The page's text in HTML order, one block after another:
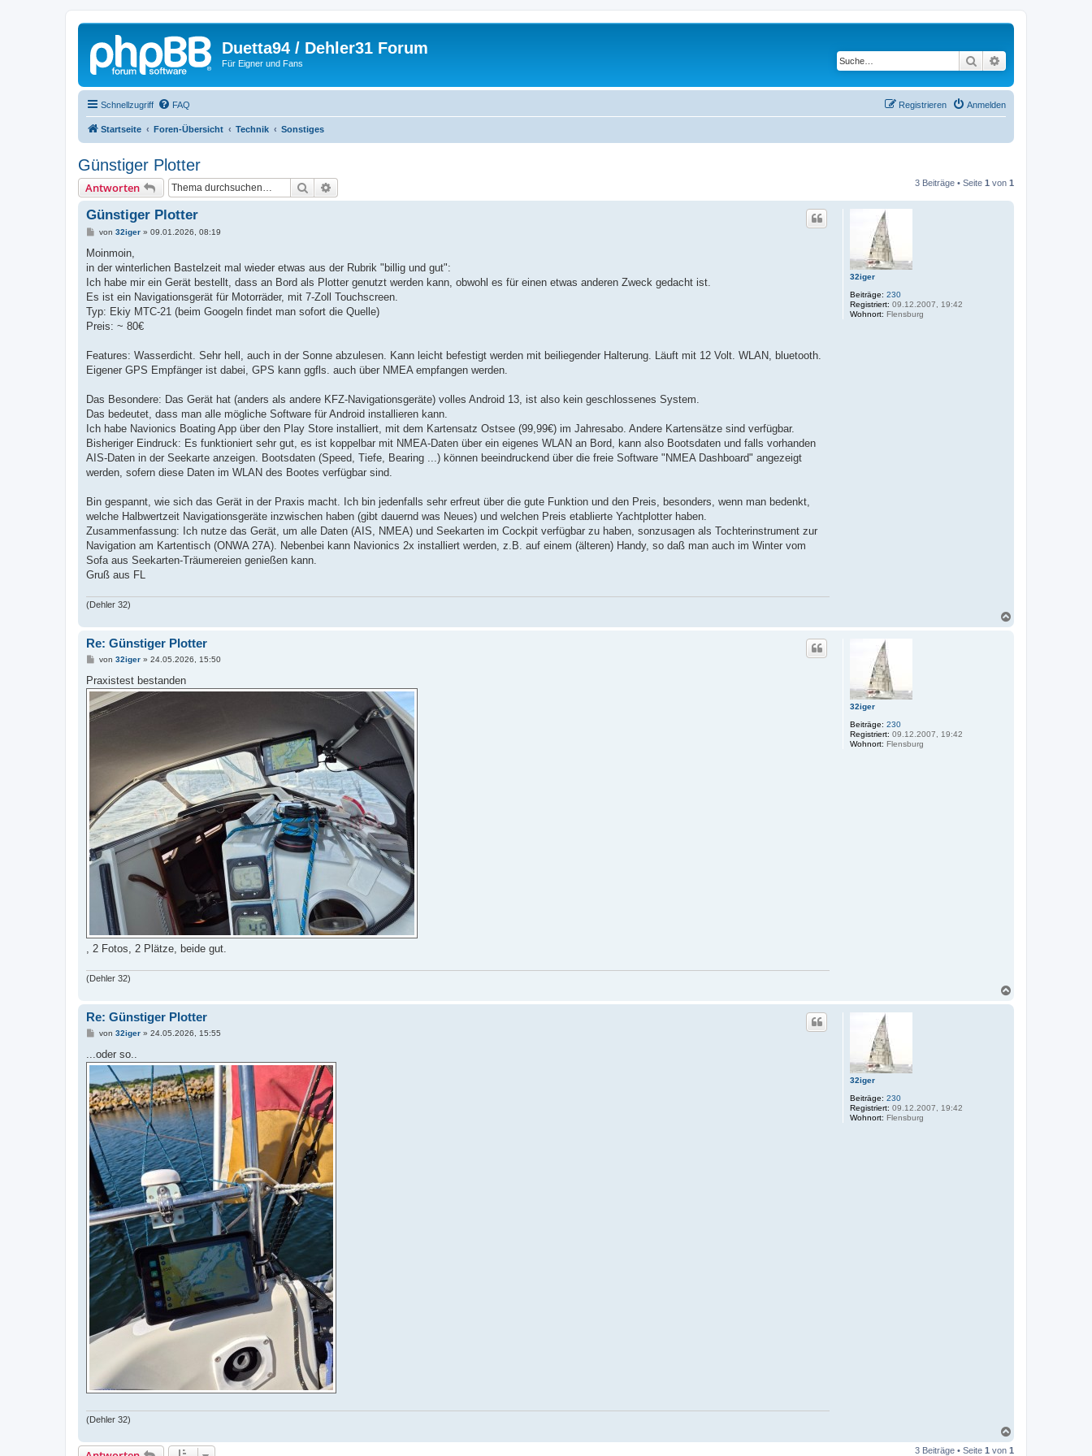
Duetta94 / Dehler31 Forum
Für Eigner und Fans Suche
Schnellzugriff FAQ Anmelden
Registrieren
Startseite Foren-Übersicht Technik Sonstiges
Günstiger Plotter
Antworten Suche 3 Beiträge • Seite 1 von 1
32iger
Beiträge: 230
Registriert: 09.12.2007, 19:42
Wohnort: Flensburg
Günstiger Plotter
B
i
r
a
von 32iger» 09.01.2026, 08:19
Moinmoin,
in der winterlichen Bastelzeit mal wieder etwas aus der Rubrik "billig und gut":
Ich habe mir ein Gerät bestellt, dass an Bord als Plotter genutzt werden kann, obwohl es für einen etwas anderen Zweck gedacht ist.
Es ist ein Navigationsgerät für Motorräder, mit 7-Zoll Touchscreen.
Typ: Ekiy MTC-21 (beim Googeln findet man sofort die Quelle)
Preis: ~ 80€
Features: Wasserdicht. Sehr hell, auch in der Sonne abzulesen. Kann leicht befestigt werden mit beiliegender Halterung. Läuft mit 12 Volt. WLAN, bluetooth.
Eigener GPS Empfänger ist dabei, GPS kann ggfls. auch über NMEA empfangen werden.
Das Besondere: Das Gerät hat (anders als andere KFZ-Navigationsgeräte) volles Android 13, ist also kein geschlossenes System.
Das bedeutet, dass man alle mögliche Software für Android installieren kann.
Ich habe Navionics Boating App über den Play Store installiert, mit dem Kartensatz Ostsee (99,99€) im Jahresabo. Andere Kartensätze sind verfügbar.
Bisheriger Eindruck: Es funktioniert sehr gut, es ist koppelbar mit NMEA-Daten über ein eigenes WLAN an Bord, kann also Bootsdaten und falls vorhanden
AIS-Daten in der Seekarte anzeigen. Bootsdaten (Speed, Tiefe, Bearing ...) können beeindruckend über die freie Software "NMEA Dashboard" angezeigt
werden, sofern diese Daten im WLAN des Bootes verfügbar sind.
Bin gespannt, wie sich das Gerät in der Praxis macht. Ich bin jedenfalls sehr erfreut über die gute Funktion und den Preis, besonders, wenn man bedenkt,
welche Halbwertzeit Navigationsgeräte inzwischen haben (gibt dauernd was Neues) und welchen Preis etablierte Yachtplotter haben.
Zusammenfassung: Ich nutze das Gerät, um alle Daten (AIS, NMEA) und Seekarten im Cockpit verfügbar zu haben, sonzusagen als Tochterinstrument zur
Navigation am Kartentisch (ONWA 27A). Nebenbei kann Navionics 2x installiert werden, z.B. auf einem (älteren) Handy, so daß man auch im Winter vom
Sofa aus Seekarten-Träumereien genießen kann.
Gruß aus FL
(Dehler 32)
32iger
Beiträge: 230
Registriert: 09.12.2007, 19:42
Wohnort: Flensburg
Re: Günstiger Plotter
B
i
t
r
a
g
von 32iger» 24.05.2026, 15:50
Praxistest bestanden
, 2 Fotos, 2 Plätze, beide gut.
(Dehler 32)
32iger
Beiträge: 230
Registriert: 09.12.2007, 19:42
Wohnort: Flensburg
Re: Günstiger Plotter
B
i
t
g
von 32iger» 24.05.2026, 15:55
...oder so..
(Dehler 32)
c
3 Beiträge • Seite 1 von 1